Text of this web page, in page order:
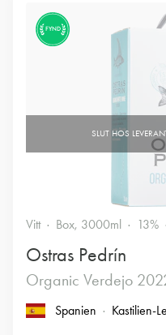
FYND
Vitt Box, 3000ml 13%
Ostras Pedrín
Organic Verdejo
Spanien Kastilien-